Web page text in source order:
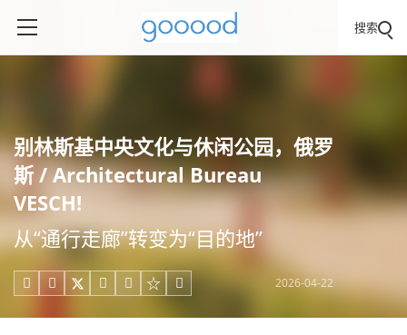
搜索
别林斯基中央文化与休闲公园，俄罗
斯 / Architectural Bureau
VESCH!
从“通行走廊”转变为“目的地”
     2026-04-22